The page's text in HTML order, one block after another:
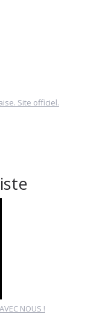
Site officiel.
NOUS !